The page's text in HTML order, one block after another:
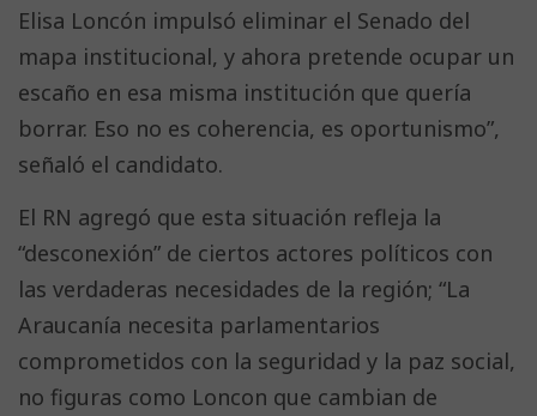
Elisa Loncón impulsó eliminar el Senado del
mapa institucional, y ahora pretende ocupar un
escaño en esa misma institución que quería
borrar. Eso no es coherencia, es oportunismo”,
señaló el candidato.
El RN agregó que esta situación refleja la
“desconexión” de ciertos actores políticos con
las verdaderas necesidades de la región; “La
Araucanía necesita parlamentarios
comprometidos con la seguridad y la paz social,
no figuras como Loncon que cambian de